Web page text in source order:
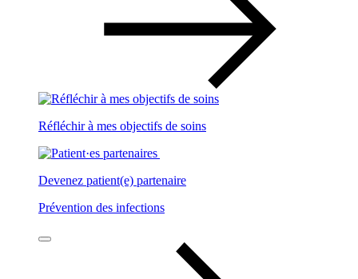
Réfléchir à mes objectifs de soins
Devenez patient(e) partenaire
Prévention des infections